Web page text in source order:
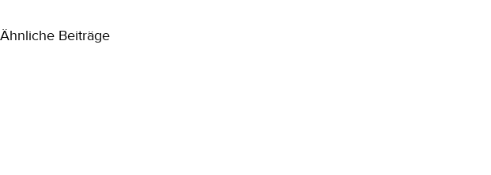
Ähnliche Beiträge